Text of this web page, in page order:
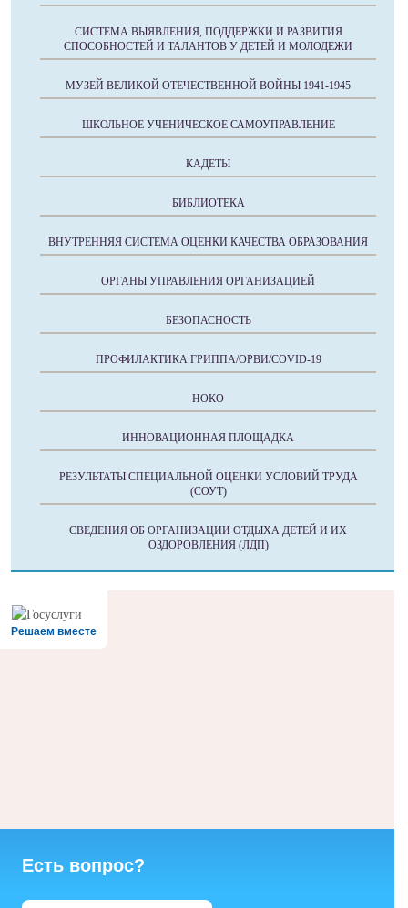
СИСТЕМА ВЫЯВЛЕНИЯ, ПОДДЕРЖКИ И РАЗВИТИЯ
СПОСОБНОСТЕЙ И ТАЛАНТОВ У ДЕТЕЙ И МОЛОДЕЖИ
МУЗЕЙ ВЕЛИКОЙ ОТЕЧЕСТВЕННОЙ ВОЙНЫ 1941-1945
ШКОЛЬНОЕ УЧЕНИЧЕСКОЕ САМОУПРАВЛЕНИЕ
КАДЕТЫ
БИБЛИОТЕКА
ВНУТРЕННЯЯ СИСТЕМА ОЦЕНКИ КАЧЕСТВА ОБРАЗОВАНИЯ
ОРГАНЫ УПРАВЛЕНИЯ ОРГАНИЗАЦИЕЙ
БЕЗОПАСНОСТЬ
ПРОФИЛАКТИКА ГРИППА/ОРВИ/COVID-19
НОКО
ИННОВАЦИОННАЯ ПЛОЩАДКА
РЕЗУЛЬТАТЫ СПЕЦИАЛЬНОЙ ОЦЕНКИ УСЛОВИЙ ТРУДА
(СОУТ)
СВЕДЕНИЯ ОБ ОРГАНИЗАЦИИ ОТДЫХА ДЕТЕЙ И ИХ
ОЗДОРОВЛЕНИЯ (ЛДП)
Решаем вместе
Есть вопрос?